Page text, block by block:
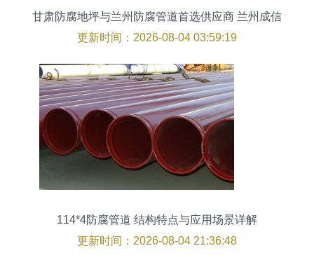
甘肃防腐地坪与兰州防腐管道首选供应商 兰州成信
玻璃钢
更新时间：2026-08-04 03:59:19
114*4防腐管道 结构特点与应用场景详解
更新时间：2026-08-04 21:36:48